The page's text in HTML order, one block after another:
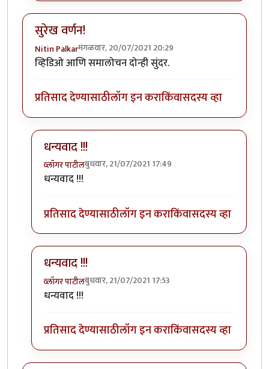
सुरेख वर्णन!
Nitin Palkarमंगळवार, 20/07/2021 20:29
व्हिडिओ आणि समालोचन दोन्ही सुंदर.
प्रतिसाद देण्यासाठीलॉग इन कराकिंवासदस्य व्हा
धन्यवाद !!!
व्लॉगर पाटीलबुधवार, 21/07/2021 17:49
In reply to
धन्यवाद !!!
प्रतिसाद देण्यासाठीलॉग इन कराकिंवासदस्य व्हा
धन्यवाद !!!
व्लॉगर पाटीलबुधवार, 21/07/2021 17:53
In reply to
धन्यवाद !!!
प्रतिसाद देण्यासाठीलॉग इन कराकिंवासदस्य व्हा